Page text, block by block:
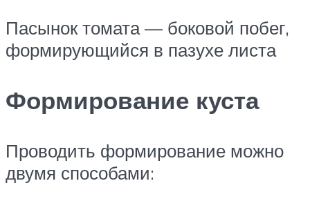
Пасынок томата — боковой побег,
формирующийся в пазухе листа
Формирование куста
Проводить формирование можно
двумя способами: